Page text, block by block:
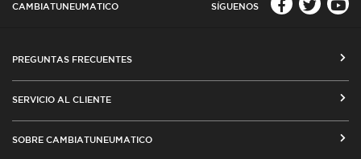
CAMBIATUNEUMATICO SÍGUENOS
PREGUNTAS FRECUENTES
MEDIOS DE PAGO
SERVICIO AL CLIENTE
SOBRE CAMBIATUNEUMATICO